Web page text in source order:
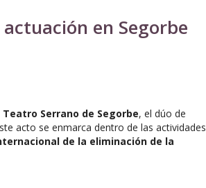
en Segorbe
Teatro Serrano de Segorbe, el dúo de
acto se enmarca dentro de las actividades
de la eliminación de la